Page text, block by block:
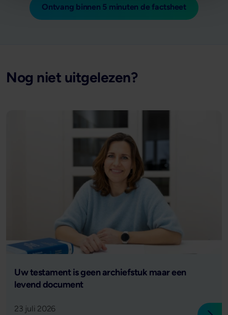
Ontvang binnen 5 minuten de factsheet
Nog niet uitgelezen?
Lees verder
Uw testament is geen archiefstuk maar een
levend document
23 juli 2026